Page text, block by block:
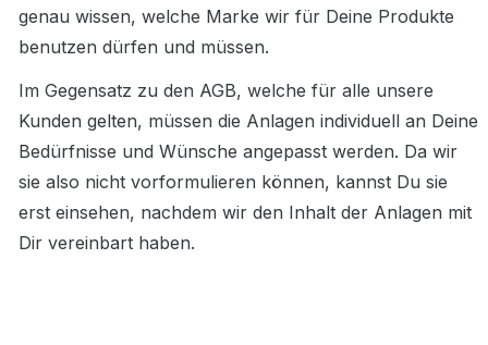
genau wissen, welche Marke wir für Deine Produkte
benutzen dürfen und müssen.
Im Gegensatz zu den AGB, welche für alle unsere
Kunden gelten, müssen die Anlagen individuell an Deine
Bedürfnisse und Wünsche angepasst werden. Da wir
sie also nicht vorformulieren können, kannst Du sie
erst einsehen, nachdem wir den Inhalt der Anlagen mit
Dir vereinbart haben.